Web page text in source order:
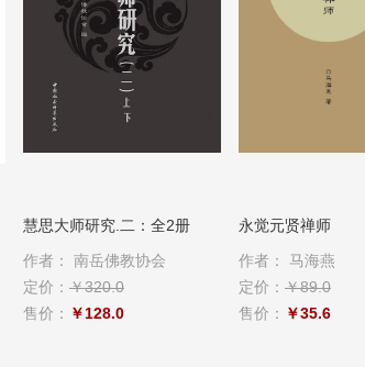
慧思大师研究.二：全2册
作者：
南岳佛教协会
定价： ￥320.0
售价： ￥128.0
永觉元贤禅师
作者：
马海燕
定价： ￥89.0
售价： ￥35.6